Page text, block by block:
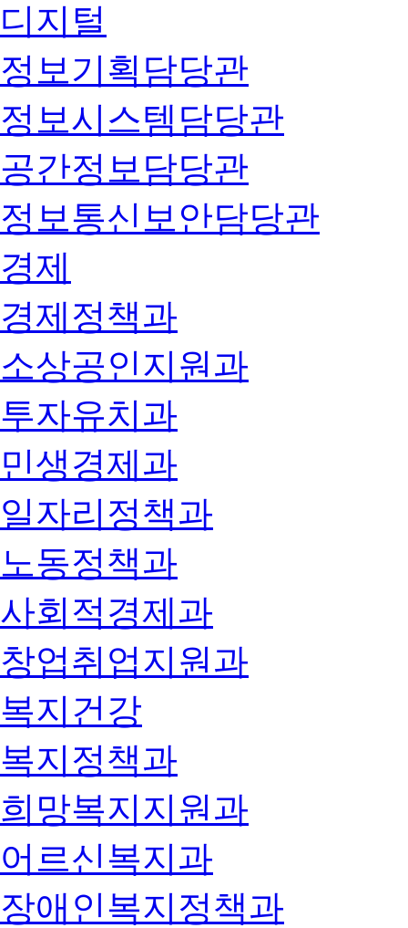
디지털
정보기획담당관
정보시스템담당관
공간정보담당관
정보통신보안담당관
경제
경제정책과
소상공인지원과
투자유치과
민생경제과
일자리정책과
노동정책과
사회적경제과
창업취업지원과
복지건강
복지정책과
희망복지지원과
어르신복지과
장애인복지정책과